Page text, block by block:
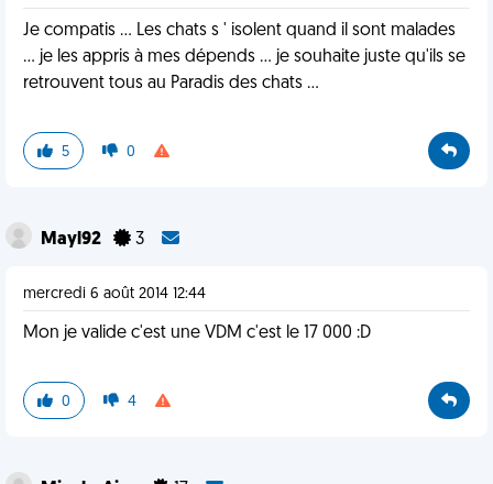
Je compatis ... Les chats s ' isolent quand il sont malades
... je les appris à mes dépends ... je souhaite juste qu'ils se
retrouvent tous au Paradis des chats ...
5 0
Mayl92 3
mercredi 6 août 2014 12:44
Mon je valide c'est une VDM c'est le 17 000 :D
0 4